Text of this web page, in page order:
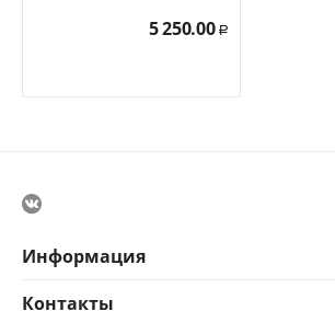
5 250.00 Р
Информация
Контакты